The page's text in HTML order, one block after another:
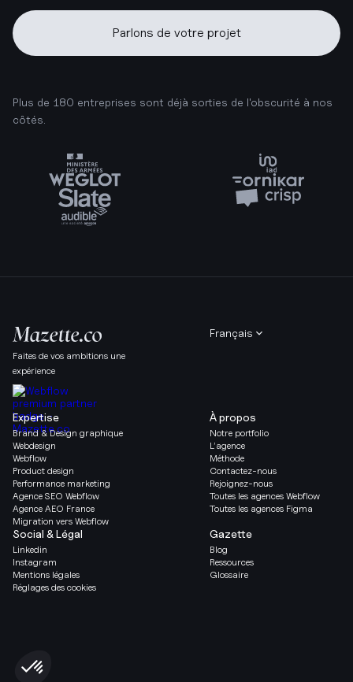
Parlons de votre projet
Plus de 180 entreprises sont déjà sorties de l'obscurité à nos
côtés.
Faites de vos ambitions une
expérience
Français
À propos
Notre portfolio
L’agence
Méthode
Contactez-nous
Rejoignez-nous
Toutes les agences Webflow
Toutes les agences Figma
Expertise
Brand & Design graphique
Webdesign
Webflow
Product design
Performance marketing
Agence SEO Webflow
Agence AEO France
Migration vers Webflow
Gazette
Blog
Ressources
Glossaire
Social & Légal
Linkedin
Instagram
Mentions légales
Réglages des cookies